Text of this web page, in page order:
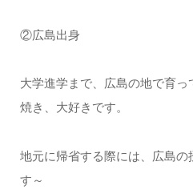
②広島出身
大学進学まで、広島の地で育
焼き、大好きです。
地元に帰省する際には、広島の
す～